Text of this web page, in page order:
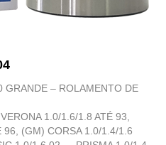
GRANDE – ROLAMENTO DE
1.0/1.6/1.8 ATÉ 93,
96, (GM) CORSA 1.0/1.4/1.6